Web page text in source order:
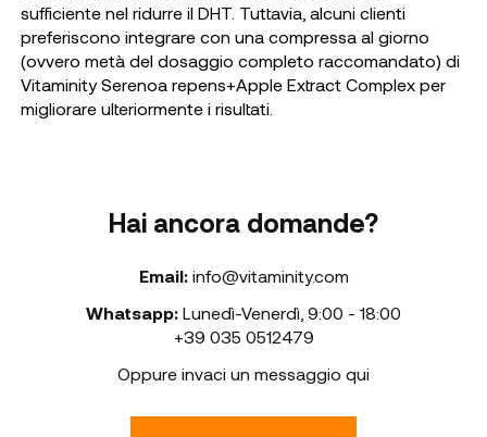
sufficiente nel ridurre il DHT. Tuttavia, alcuni clienti
preferiscono integrare con una compressa al giorno
(ovvero metà del dosaggio completo raccomandato) di
Vitaminity Serenoa repens+Apple Extract Complex per
migliorare ulteriormente i risultati.
Hai ancora domande?
Email: info@vitaminity.com
Whatsapp: Lunedì-Venerdì 9:00 - 18:00
+39 035 0512479
Oppure invaci un messaggio qui